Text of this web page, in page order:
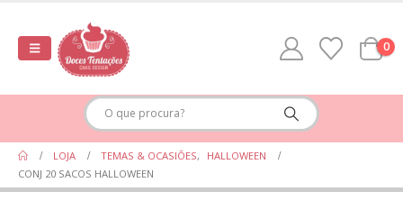
0
LOJA TEMAS & OCASIÕES,
HALLOWEEN
CONJ 20 SACOS HALLOWEEN